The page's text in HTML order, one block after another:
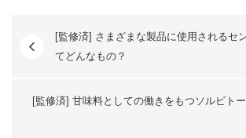
[監修済] さまざまな製品に使用されるセ
てどんなもの？
[監修済] 甘味料としての働きをもつソルビト